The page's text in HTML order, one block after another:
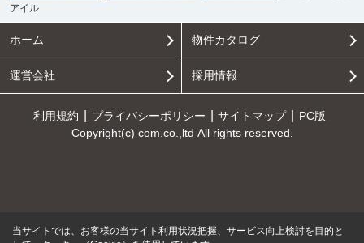
アイル
ホーム 物件カタログ
運営会社 採用情報
利用規約 プライバシーポリシー サイトマップ
PC版
Copyright(c) com.co.,ltd All rights reserved.
当サイトでは、お客様の当サイト利用状況把握、サービス向上検討を目的と